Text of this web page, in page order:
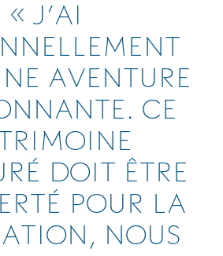
« J’AI
AVENTURE
CE
DOIT ÊTRE
POUR LA
NOUS